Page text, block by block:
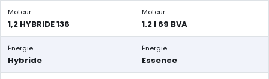
Moteur
1,2 HYBRIDE 136
Moteur
1.2 l 69 BVA
Énergie
Hybride
Énergie
Essence